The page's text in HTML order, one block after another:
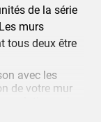
de la série
murs
tous deux être
avec les
de votre mur